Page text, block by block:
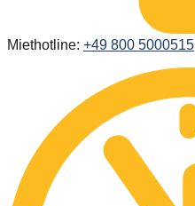
Miethotline: +49 800 5000515